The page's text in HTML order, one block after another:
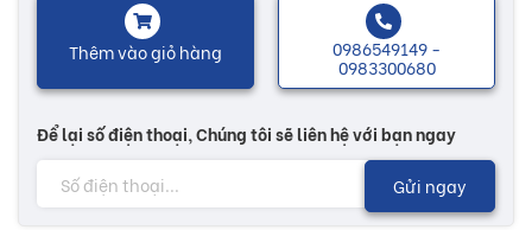
Thêm vào giỏ hàng 0986549149 -
0983300680
Để lại số điện thoại, Chúng tôi sẽ liên hệ với bạn ngay
Gửi ngay